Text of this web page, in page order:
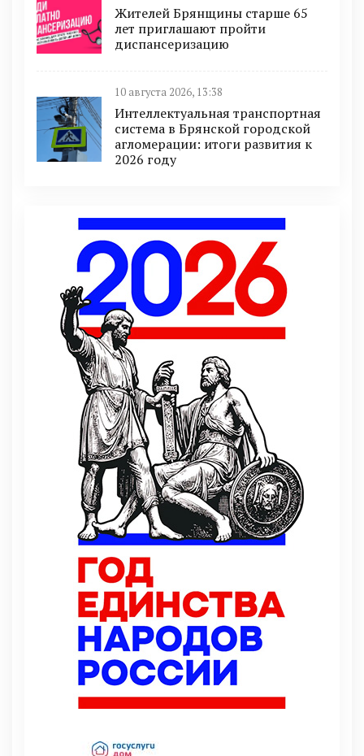
Жителей Брянщины старше 65
лет приглашают пройти
диспансеризацию
10 августа 2026, 13:38
Интеллектуальная транспортная
система в Брянской городской
агломерации: итоги развития к
2026 году